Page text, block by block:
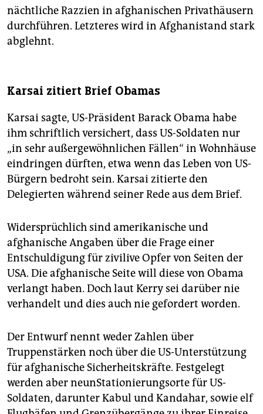
nächtliche Razzien in afghanischen Privathäusern
durchführen. Letzteres wird in Afghanistand stark
abglehnt.
Karsai zitiert Brief Obamas
Karsai sagte, US-Präsident Barack Obama habe
ihm schriftlich versichert, dass US-Soldaten nur
„in sehr außergewöhnlichen Fällen“ in Wohnhäuse
eindringen dürften, etwa wenn das Leben von US-
Bürgern bedroht sein. Karsai zitierte den
Delegierten während seiner Rede aus dem Brief.
Widersprüchlich sind amerikanische und
afghanische Angaben über die Frage einer
Entschuldigung für zivilive Opfer von Seiten der
USA. Die afghanische Seite will diese von Obama
verlangt haben. Doch laut Kerry sei darüber nie
verhandelt und dies auch nie gefordert worden.
Der Entwurf nennt weder Zahlen über
Truppenstärken noch über die US-Unterstützung
für afghanische Sicherheitskräfte. Festgelegt
werden aber neunStationierungsorte für US-
Soldaten, darunter Kabul und Kandahar, sowie elf